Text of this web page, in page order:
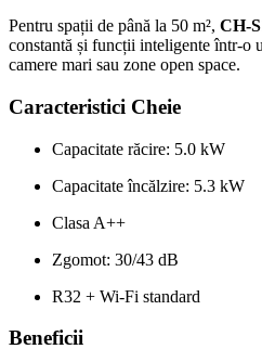
Pentru spații de până la 50 m², CH-
constantă și funcții inteligente într-o
camere mari sau zone open space.
Caracteristici Cheie
Capacitate răcire: 5.0 kW
Capacitate încălzire: 5.3 kW
Clasa A++
Zgomot: 30/43 dB
R32 + Wi-Fi standard
Beneficii